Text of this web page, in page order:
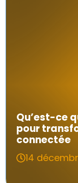
Qu’est-ce
pour
connectée
14